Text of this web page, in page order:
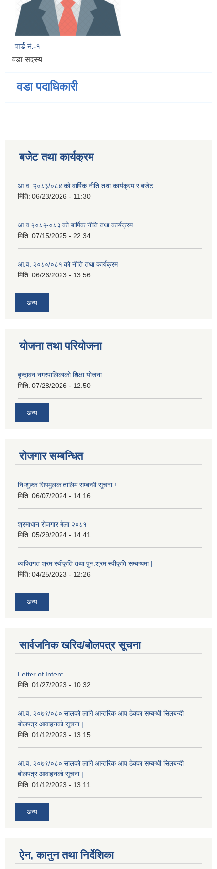
वार्ड नं.-१
वडा सदस्य
वडा पदाधिकारी
बजेट तथा कार्यक्रम
आ.व. २०८३/०८४ को वार्षिक नीति तथा कार्यक्रम र बजेट
मिति: 06/23/2026 - 11:30
आ.व २०८२-०८३ को बार्षिक नीति तथा कार्यक्रम
मिति: 07/15/2025 - 22:34
आ.व. २०८०/०८१ को नीति तथा कार्यक्रम
मिति: 06/26/2023 - 13:56
अन्य
योजना तथा परियोजना
बृन्दावन नगरपालिकाको शिक्षा योजना
मिति: 07/28/2026 - 12:50
अन्य
रोजगार सम्बन्धित
निःशुल्क सिपमुलक तालिम सम्बन्धी सूचना !
मिति: 06/07/2024 - 14:16
श्रमाधान रोजगार मेला २०८१
मिति: 05/29/2024 - 14:41
व्यक्तिगत श्रम स्वीकृति तथा पुन:श्रम स्वीकृति सम्बन्धमा |
मिति: 04/25/2023 - 12:26
अन्य
सार्वजनिक खरिद/बोलपत्र सूचना
Letter of Intent
मिति: 01/27/2023 - 10:32
आ.व. २०७९/०८० सालको लागि आन्तरिक आय ठेक्का सम्बन्धी सिलबन्दी
बोलपत्र आवाहनको सूचना |
मिति: 01/12/2023 - 13:15
आ.व. २०७९/०८० सालको लागि आन्तरिक आय ठेक्का सम्बन्धी सिलबन्दी
बोलपत्र आवाहनको सूचना |
मिति: 01/12/2023 - 13:11
अन्य
ऐन, कानुन तथा निर्देशिका